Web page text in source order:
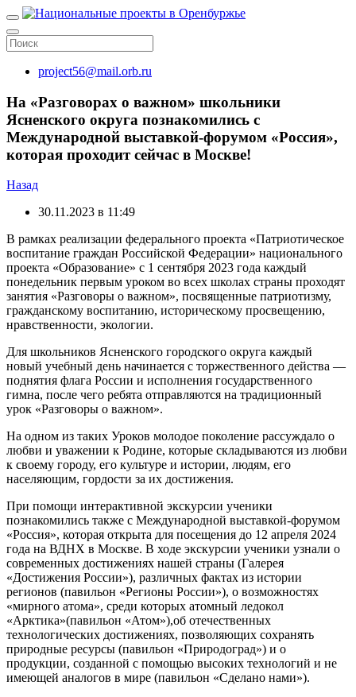
project56@mail.orb.ru
На «Разговорах о важном» школьники
Ясненского округа познакомились с
Международной выставкой-форумом «Россия»,
которая проходит сейчас в Москве!
Назад
30.11.2023 в 11:49
В рамках реализации федерального проекта «Патриотическое
воспитание граждан Российской Федерации» национального
проекта «Образование» с 1 сентября 2023 года каждый
понедельник первым уроком во всех школах страны проходят
занятия «Разговоры о важном», посвященные патриотизму,
гражданскому воспитанию, историческому просвещению,
нравственности, экологии.
Для школьников Ясненского городского округа каждый
новый учебный день начинается с торжественного действа —
поднятия флага России и исполнения государственного
гимна, после чего ребята отправляются на традиционный
урок «Разговоры о важном».
На одном из таких Уроков молодое поколение рассуждало о
любви и уважении к Родине, которые складываются из любви
к своему городу, его культуре и истории, людям, его
населяющим, гордости за их достижения.
При помощи интерактивной экскурсии ученики
познакомились также с Международной выставкой-форумом
«Россия», которая открыта для посещения до 12 апреля 2024
года на ВДНХ в Москве. В ходе экскурсии ученики узнали о
современных достижениях нашей страны (Галерея
«Достижения России»), различных фактах из истории
регионов (павильон «Регионы России»), о возможностях
«мирного атома», среди которых атомный ледокол
«Арктика»(павильон «Атом»),об отечественных
технологических достижениях, позволяющих сохранять
природные ресурсы (павильон «Природоград») и о
продукции, созданной с помощью высоких технологий и не
имеющей аналогов в мире (павильон «Сделано нами»).